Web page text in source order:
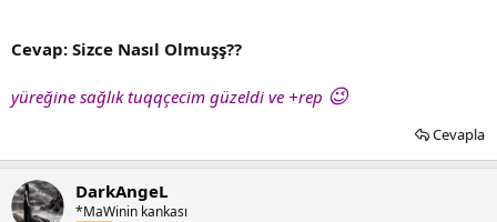
Cevap: Sizce Nasıl Olmuşş??
yüreğine sağlık tuqqçecim güzeldi ve +rep 😉
Cevapla
DarkAngeL
*MaWinin kankası